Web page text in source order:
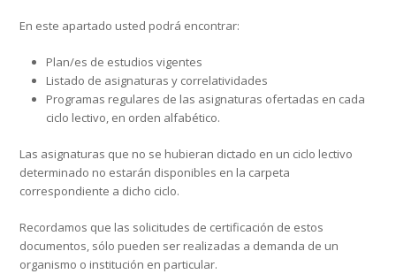
En este apartado usted podrá encontrar:
Plan/es de estudios vigentes
Listado de asignaturas y correlatividades
Programas regulares de las asignaturas ofertadas en cada
ciclo lectivo, en orden alfabético.
Las asignaturas que no se hubieran dictado en un ciclo lectivo
determinado no estarán disponibles en la carpeta
correspondiente a dicho ciclo.
Recordamos que las solicitudes de certificación de estos
documentos, sólo pueden ser realizadas a demanda de un
organismo o institución en particular.